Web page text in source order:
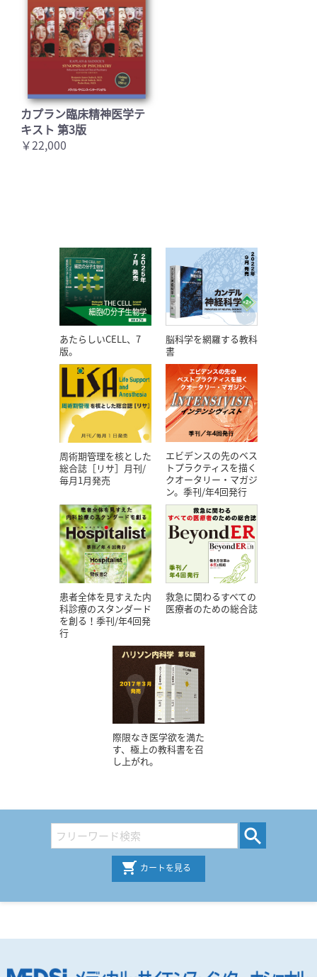
カプラン臨床精神医学テ
キスト 第3版
￥22,000
あたらしいCELL、7
版。
脳科学を網羅する教科
書
周術期管理を核とした
総合誌［リサ］月刊/
毎月1月発売
エビデンスの先のベス
トプラクティスを描く
クオータリー・マガジ
ン。季刊/年4回発行
患者全体を見すえた内
科診療のスタンダード
を創る！季刊/年4回発
行
救急に関わるすべての
医療者のための総合誌
際限なき医学欲を満た
す、極上の教科書を召
し上がれ。
カートを見る